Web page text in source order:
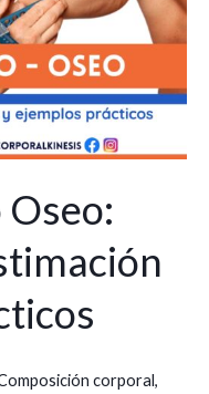
corporal,